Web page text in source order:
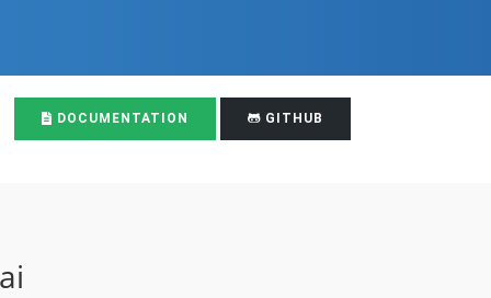
DOCUMENTATION GITHUB